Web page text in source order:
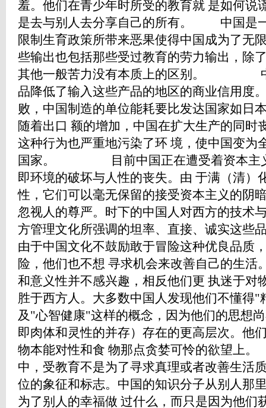
羞。他们在青少年时所受的教育就 是如何说
是去与别人去分享自己的所有。 中国是
限制生育政策所带来恶果使得中国成为了无
些输出也包括那些受过教育的劳力输出，除
其他一般苦力没有本质上的区别。 中
品降低了输入这些产品的地区的商业信用度
败，中国制造的单位能耗要比发达国家如日
随着出口 额的增加，中国在扩大生产的同时
这种行为也严重地污染了环 境，使中国变为
国家。 目前中国正在遭受着资本主义
即环境的破坏与人性的丧失。由 于满（清）
性，它们可以毫无保留的接受资本主义的阴
忽视人的尊严。时下的中国人对西方的技术
方管理文化所强调的坦率、直接、诚
由于中国文化不鼓励敢于冒险这种优良品质
险，他们也不想 寻求机会来改善自己的生活
和意义性并不感兴趣，相反他们更 执迷于对
胜于西方人。大多数中国人发现他们不懂得
及"心智健康"这样的概念，因为他们的思想
即肉体和灵性的并存）存在的更高层次。他
物本能对性和食 物那点贪婪可怜的欲
中，受教育不是为了寻求真理或者改善生活
位的象征和标志。中国的知识分子从别人那
为了别人的幸福做 过什么，而只是因为他们